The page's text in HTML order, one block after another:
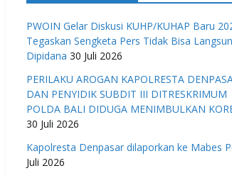
PWOIN Gelar Diskusi KUHP/KUHAP Baru
Tegaskan Sengketa Pers Tidak Bisa
Dipidana 30 Juli 2026
PERILAKU AROGAN KAPOLRESTA
DAN PENYIDIK SUBDIT III DITRESKRIMUM
POLDA BALI DIDUGA MENIMBULKAN
30 Juli 2026
Kapolresta Denpasar dilaporkan ke Mabes
Juli 2026